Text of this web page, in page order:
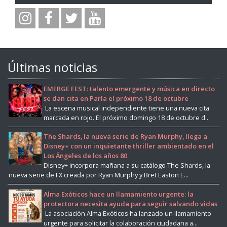
Últimas noticias
EMERGE FEST: talento emergente y música en directo
se dan cita en Parla el próximo 18 de octubre
La escena musical independiente tiene una nueva cita
marcada en rojo. El próximo domingo 18 de octubre d...
The Shards, la nueva serie de Ryan Murphy, llega a
Disney+ con un inquietante thriller ambientado en el
Los Ángeles de los años 80
Disney+ incorpora mañana a su catálogo The Shards, la
nueva serie de FX creada por Ryan Murphy y Bret Easton E...
Alma Exóticos hace un llamamiento urgente: la
protectora necesita ayuda para seguir salvando vidas
La asociación Alma Exóticos ha lanzado un llamamiento
urgente para solicitar la colaboración ciudadana a...